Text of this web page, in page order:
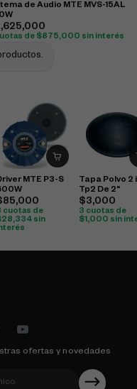
de Audio MTE MVS-15AL
de $875,000 sin interés
MTE P3-S
85,000
cuotas de
28,334 sin
Tapa Polvo 2
Tp2 De 2"
$3,000
3 cuotas de
$1,000 sin
ofertas y novedades